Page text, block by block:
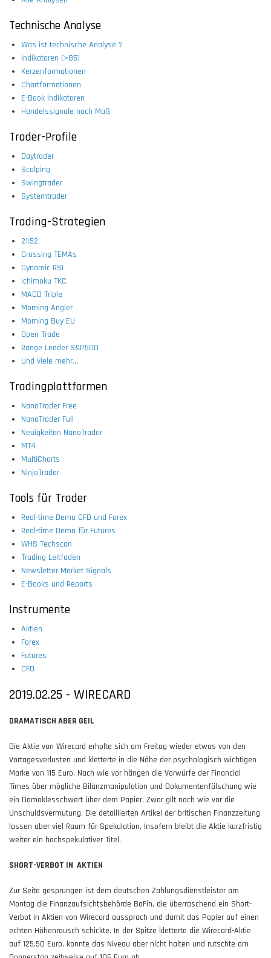
Technische Analyse
Was ist technische Analyse ?
Indikatoren (>85)
Kerzenformationen
Chartformationen
E-Book Indikatoren
Handelssignale nach Maß
Trader-Profile
Daytrader
Scalping
Swingtrader
Systemtrader
Trading-Strategien
21:52
Crossing TEMAs
Dynamic RSI
Ichimoku TKC
MACD Triple
Morning Angler
Morning Buy EU
Open Trade
Range Leader S&P500
Und viele mehr...
Tradingplattformen
NanoTrader Free
NanoTrader Full
Neuigkeiten NanoTrader
MT4
MultiCharts
NinjaTrader
Tools für Trader
Real-time Demo CFD und Forex
Real-time Demo für Futures
WHS Techscan
Trading Leitfaden
Newsletter Market Signals
E-Books und Reports
Instrumente
Aktien
Forex
Futures
CFD
2019.02.25 - WIRECARD
DRAMATISCH ABER GEIL
Die Aktie von Wirecard erholte sich am Freitag wieder etwas von den
Vortagesverlusten und kletterte in die Nähe der psychologisch wichtigen
Marke von 115 Euro. Nach wie vor hängen die Vorwürfe der Financial
Times über mögliche Bilanzmanipulation und Dokumentenfälschung wie
ein Damoklesschwert über dem Papier. Zwar gilt nach wie vor die
Unschuldsvermutung. Die detaillierten Artikel der britischen Finanzzeitung
lassen aber viel Raum für Spekulation. Insofern bleibt die Aktie kurzfristig
weiter ein hochspekulativer Titel.
SHORT-VERBOT IN AKTIEN
Zur Seite gesprungen ist dem deutschen Zahlungsdienstleister am
Montag die Finanzaufsichtsbehörde BaFin, die überraschend ein Short-
Verbot in Aktien von Wirecard aussprach und damit das Papier auf einen
echten Höhenrausch schickte. In der Spitze kletterte die Wirecard-Aktie
auf 125,50 Euro, konnte das Niveau aber nicht halten und rutschte am